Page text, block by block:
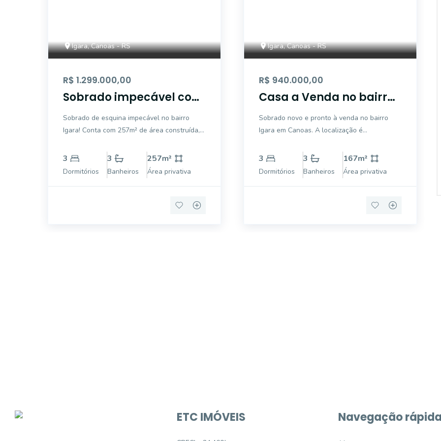
Igara, Canoas - RS
R$ 1.299.000,00
Sobrado impecável com
03 dormitórios na Igara.
Sobrado de esquina impecável no bairro
Igara! Conta com 257m² de área construída,
56m² com sacada e hidro, 01 Dormitório
Demisuite com 42m², 01 Dormitório com
36m².Térreo com um amplo living com 03
3
Dormitórios
3
Banheiros
257m²
Área privativa
Igara, Canoas - RS
R$ 940.000,00
Casa a Venda no bairro
Igara - Canoas, RS
Sobrado novo e pronto à venda no bairro
Igara em Canoas. A localização é
m² de área construída; Terreno 5 x 30; 3
dormitórios suítes individuais; Espaço para
home office/mezanino. Fachada moderna
3
Dormitórios
3
Banheiros
167m²
Área privativa
ETC IMÓVEIS Navegação rápida